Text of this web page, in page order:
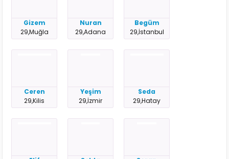
Gizem
29,Muğla
Nuran
29,Adana
Begüm
29,İstanbul
Ceren
29,Kilis
Yeşim
29,İzmir
Seda
29,Hatay